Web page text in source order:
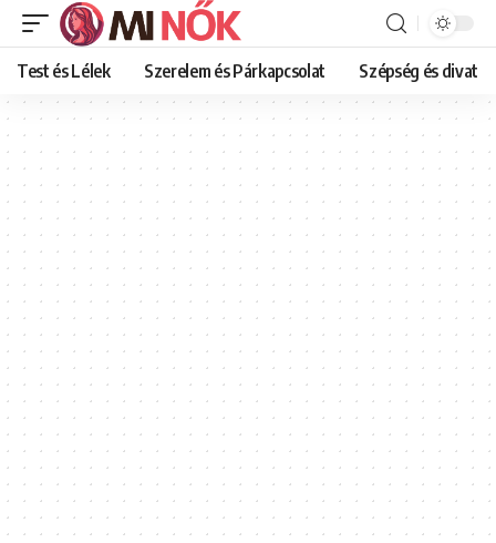
Test és Lélek Szerelem és Párkapcsolat Szépség és divat